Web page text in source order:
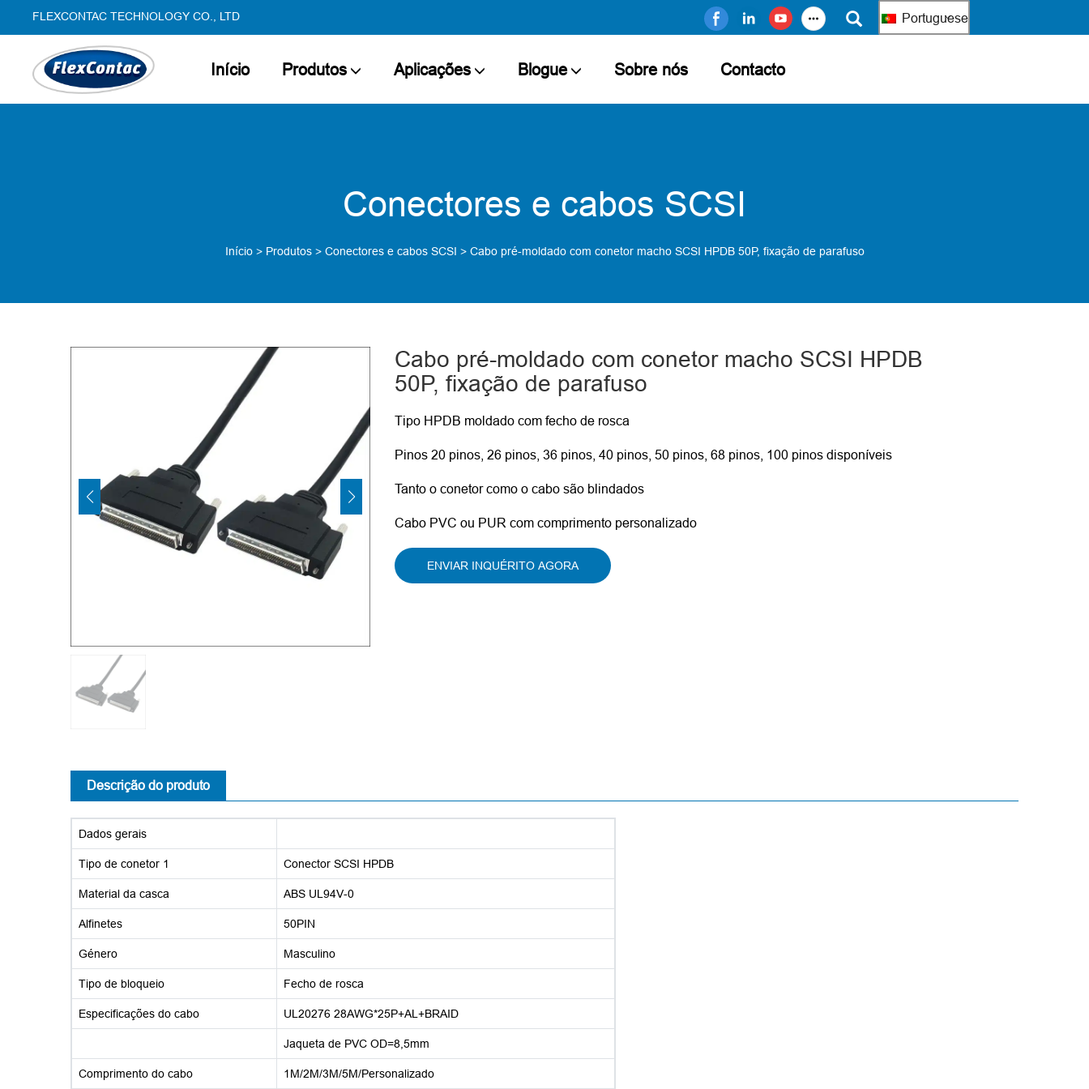
FLEXCONTAC TECHNOLOGY CO., LTD Portuguese
Início Produtos Aplicações Blogue Sobre nós Contacto
Conectores e cabos SCSI
Início> Produtos> Conectores e cabos SCSI > Cabo pré-moldado com conetor macho SCSI HPDB 50P, fixação de parafuso
Cabo pré-moldado com conetor macho SCSI HPDB
50P, fixação de parafuso
Tipo HPDB moldado com fecho de rosca
Pinos 20 pinos, 26 pinos, 36 pinos, 40 pinos, 50 pinos, 68 pinos, 100 pinos disponíveis
Tanto o conetor como o cabo são blindados
Cabo PVC ou PUR com comprimento personalizado
ENVIAR INQUÉRITO AGORA
Descrição do produto
Dados gerais
Tipo de conetor 1 Conector SCSI HPDB
Material da casca ABS UL94V-0
Alfinetes 50PIN
Género Masculino
Tipo de bloqueio Fecho de rosca
Especificações do cabo UL20276 28AWG*25P+AL+BRAID
Jaqueta de PVC OD=8,5mm
Comprimento do cabo 1M/2M/3M/5M/Personalizado